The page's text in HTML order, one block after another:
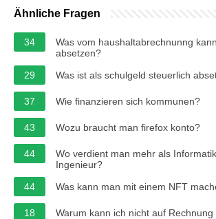
Ähnliche Fragen
34
Was vom haushaltabrechnunng
absetzen?
29
Was ist als schulgeld steuerlich
37 Wie finanzieren sich kommunen?
43 Wozu braucht man firefox konto?
44
Wo verdient man mehr als
Ingenieur?
44
Was kann man mit einem NFT
18 Warum kann ich nicht auf